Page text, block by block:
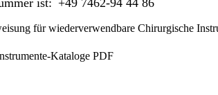
ist: +49 7462-94 44 86
für wiederverwendbare Chirurgische
Kataloge PDF